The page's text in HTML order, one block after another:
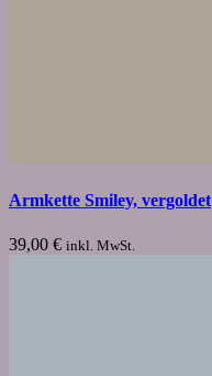
Armkette Smiley, vergoldet
39,00 € inkl. MwSt.